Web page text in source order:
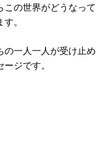
この世界がどうなって
。
の一人一人が受け止め
ジです。